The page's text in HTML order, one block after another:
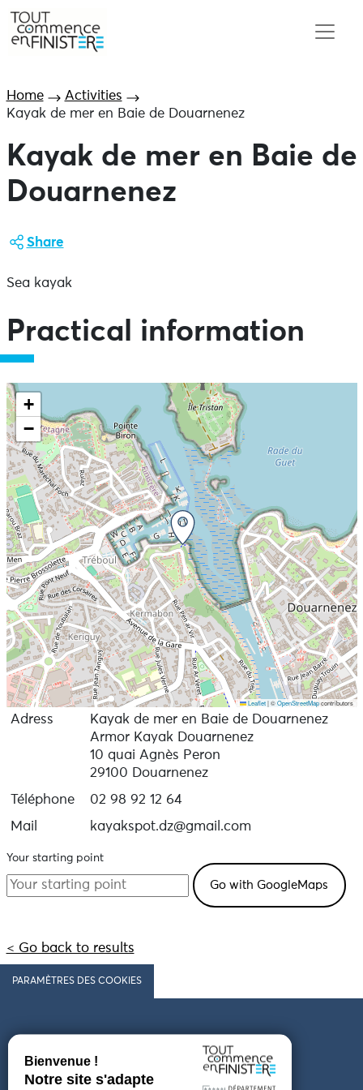
Home
Activities
Kayak de mer en Baie de Douarnenez
Kayak de mer en Baie de
Douarnenez
Share
Sea kayak
Practical information
+
−
Leaflet |©OpenStreetMapcontributors
Adress
Kayak de mer en Baie de Douarnenez
Armor Kayak Douarnenez
10 quai Agnès Peron
29100 Douarnenez
Téléphone
02 98 92 12 64
Mail
kayakspot.dz@gmail.com
Your starting point
< Go back to results
PARAMÈTRES DES COOKIES
Follow us